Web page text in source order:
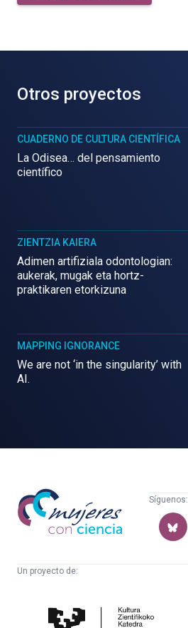
Otros proyectos
CUADERNO DE CULTURA CIENTÍFICA
La Odisea… del pensamiento
científico
ZIENTZIA KAIERA
Adimen artifiziala odontologian:
aukerak, mugak eta hortz-
praktikaren etorkizuna
MAPPING IGNORANCE
We are not ‘in the singularity’ with
AI.
Mujeres
con
ciencia
Síguenos:
Un proyecto de:
Cultura